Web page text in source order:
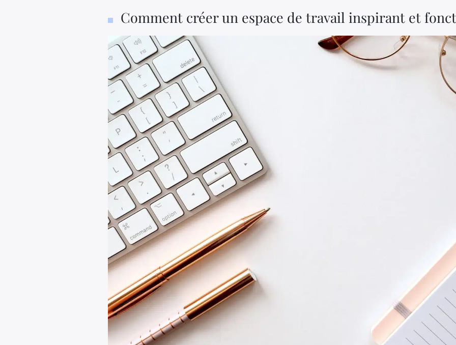
Comment créer un espace de travail inspirant et